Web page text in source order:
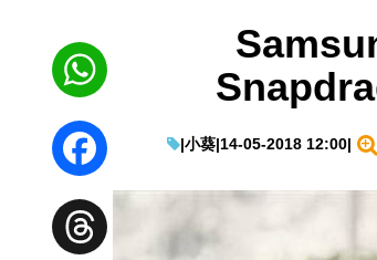
|小葵|14-05-2018 12:00|
WhatsApp
Facebook